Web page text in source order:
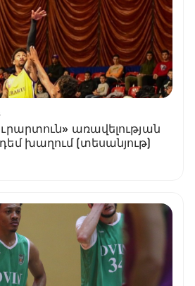
առավելության
խաղում (տեսանյութ)